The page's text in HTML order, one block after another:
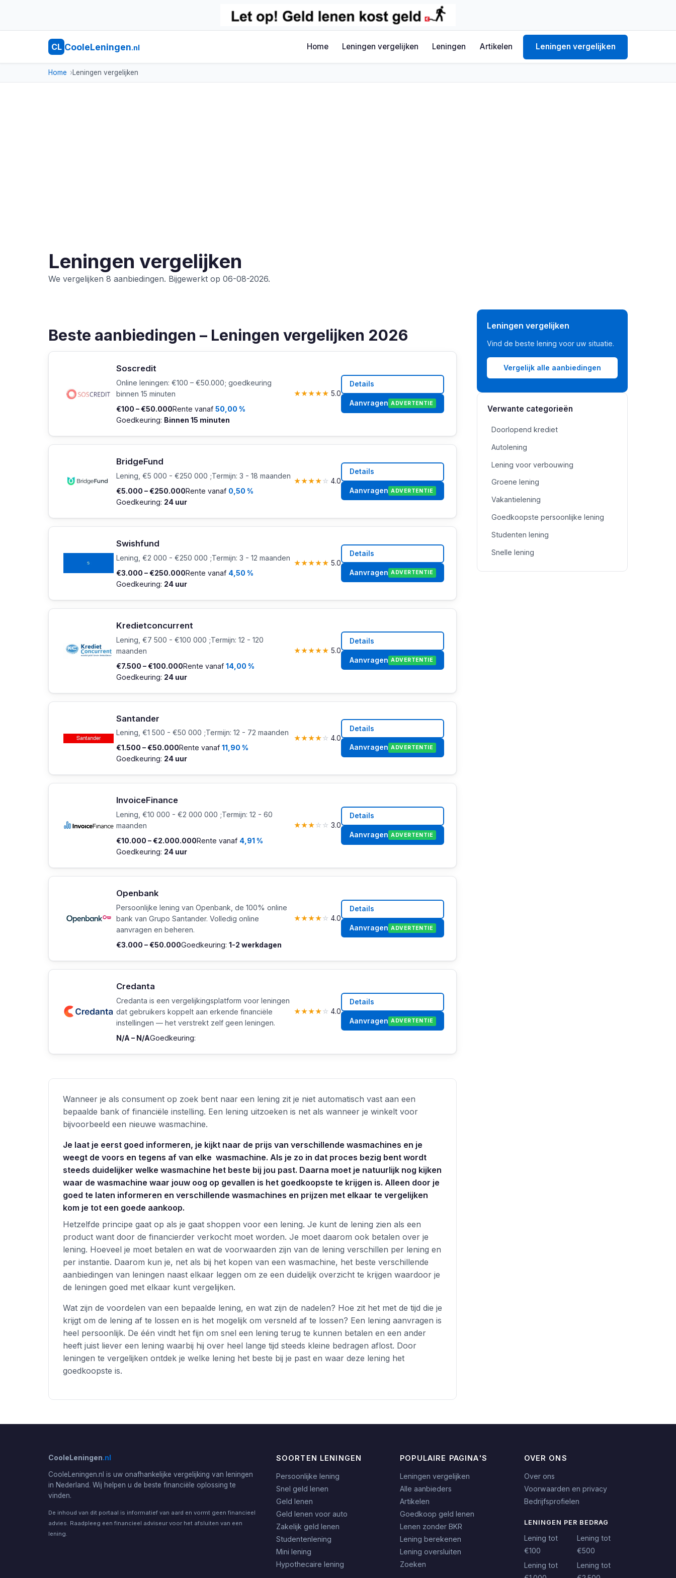
CL CooleLeningen.nl Home Leningen vergelijken Leningen Artikelen Leningen vergelijken
Home Leningen vergelijken
Leningen vergelijken
We vergelijken 8 aanbiedingen. Bijgewerkt op 06-08-2026.
Beste aanbiedingen – Leningen vergelijken 2026
Soscredit
Online leningen: €100 – €50.000; goedkeuring
binnen 15 minuten
€100 – €50.000Rente vanaf 50,00 %
Goedkeuring: Binnen 15 minuten
★★★★★ 5.0
Details
Aanvragen ADVERTENTIE
BridgeFund
Lening, €5 000 - €250 000 ;Termijn: 3 - 18 maanden
€5.000 – €250.000Rente vanaf 0,50 %
Goedkeuring: 24 uur
★★★★☆ 4.0
Details
Aanvragen ADVERTENTIE
Swishfund
Lening, €2 000 - €250 000 ;Termijn: 3 - 12 maanden
€3.000 – €250.000Rente vanaf 4,50 %
Goedkeuring: 24 uur
★★★★★ 5.0
Details
Aanvragen ADVERTENTIE
Kredietconcurrent
Lening, €7 500 - €100 000 ;Termijn: 12 - 120
maanden
€7.500 – €100.000Rente vanaf 14,00 %
Goedkeuring: 24 uur
★★★★★ 5.0
Details
Aanvragen ADVERTENTIE
Santander
Lening, €1 500 - €50 000 ;Termijn: 12 - 72 maanden
€1.500 – €50.000Rente vanaf 11,90 %
Goedkeuring: 24 uur
★★★★☆ 4.0
Details
Aanvragen ADVERTENTIE
InvoiceFinance
Lening, €10 000 - €2 000 000 ;Termijn: 12 - 60
maanden
€10.000 – €2.000.000Rente vanaf 4,91 %
Goedkeuring: 24 uur
★★★☆ ☆ 3.0
Details
Aanvragen ADVERTENTIE
Openbank
Persoonlijke lening van Openbank, de 100% online
bank van Grupo Santander. Volledig online
aanvragen en beheren.
€3.000 – €50.000Goedkeuring: 1-2 werkdagen
★★★★☆ 4.0
Details
Aanvragen ADVERTENTIE
Credanta
Credanta is een vergelijkingsplatform voor leningen
dat gebruikers koppelt aan erkende financiële
instellingen — het verstrekt zelf geen leningen.
N/A – N/AGoedkeuring:
★★★★☆ 4.0
Details
Aanvragen ADVERTENTIE
Wanneer je als consument op zoek bent naar een lening zit je niet automatisch vast aan een
bepaalde bank of financiële instelling. Een lening uitzoeken is net als wanneer je winkelt voor
bijvoorbeeld een nieuwe wasmachine.
Je laat je eerst goed informeren, je kijkt naar de prijs van verschillende wasmachines en je
weegt de voors en tegens af van elke wasmachine. Als je zo in dat proces bezig bent wordt
steeds duidelijker welke wasmachine het beste bij jou past. Daarna moet je natuurlijk nog kijken
waar de wasmachine waar jouw oog op gevallen is het goedkoopste te krijgen is. Alleen door je
goed te laten informeren en verschillende wasmachines en prijzen met elkaar te vergelijken
kom je tot een goede aankoop.
Hetzelfde principe gaat op als je gaat shoppen voor een lening. Je kunt de lening zien als een
product want door de financierder verkocht moet worden. Je moet daarom ook betalen over je
lening. Hoeveel je moet betalen en wat de voorwaarden zijn van de lening verschillen per lening en
per instantie. Daarom kun je, net als bij het kopen van een wasmachine, het beste verschillende
aanbiedingen van leningen naast elkaar leggen om ze een duidelijk overzicht te krijgen waardoor je
de leningen goed met elkaar kunt vergelijken.
Wat zijn de voordelen van een bepaalde lening, en wat zijn de nadelen? Hoe zit het met de tijd die je
krijgt om de lening af te lossen en is het mogelijk om versneld af te lossen? Een lening aanvragen is
heel persoonlijk. De één vindt het fijn om snel een lening terug te kunnen betalen en een ander
heeft juist liever een lening waarbij hij over heel lange tijd steeds kleine bedragen aflost. Door
leningen te vergelijken ontdek je welke lening het beste bij je past en waar deze lening het
goedkoopste is.
Leningen vergelijken
Vind de beste lening voor uw situatie.
Vergelijk alle aanbiedingen
Verwante categorieën
Doorlopend krediet
Autolening
Lening voor verbouwing
Groene lening
Vakantielening
Goedkoopste persoonlijke lening
Studenten lening
Snelle lening
CooleLeningen.nl
CooleLeningen.nl is uw onafhankelijke vergelijking van leningen
in Nederland. Wij helpen u de beste financiële oplossing te
vinden.
De inhoud van dit portaal is informatief van aard en vormt geen financieel
advies. Raadpleeg een financieel adviseur voor het afsluiten van een
lening.
SOORTEN LENINGEN
Persoonlijke lening
Snel geld lenen
Geld lenen
Geld lenen voor auto
Zakelijk geld lenen
Studentenlening
Mini lening
Hypothecaire lening
POPULAIRE PAGINA'S
Leningen vergelijken
Alle aanbieders
Artikelen
Goedkoop geld lenen
Lenen zonder BKR
Lening berekenen
Lening oversluiten
Zoeken
OVER ONS
Over ons
Voorwaarden en privacy
Bedrijfsprofielen
LENINGEN PER BEDRAG
Lening tot
€100
Lening tot
€500
Lening tot
Lening tot